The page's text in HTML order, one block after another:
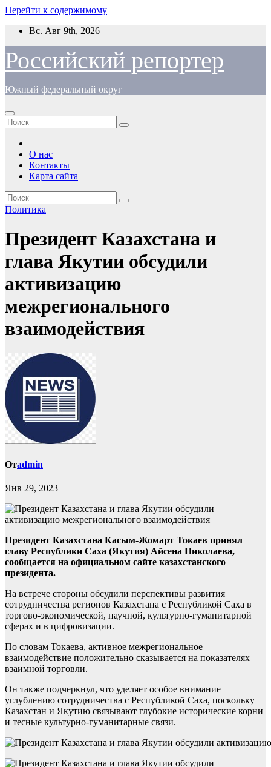
Перейти к содержимому
Вс. Авг 9th, 2026
Российский репортер
Южный федеральный округ
О нас
Контакты
Карта сайта
Политика
Президент Казахстана и
глава Якутии обсудили
активизацию
межрегионального
взаимодействия
Отadmin
Янв 29, 2023
Президент Казахстана Касым-Жомарт Токаев принял
главу Республики Саха (Якутия) Айсена Николаева,
сообщается на официальном сайте казахстанского
президента.
На встрече стороны обсудили перспективы развития
сотрудничества регионов Казахстана с Республикой Саха в
торгово-экономической, научной, культурно-гуманитарной
сферах и в цифровизации.
По словам Токаева, активное межрегиональное
взаимодействие положительно сказывается на показателях
взаимной торговли.
Он также подчеркнул, что уделяет особое внимание
углублению сотрудничества с Республикой Саха, поскольку
Казахстан и Якутию связывают глубокие исторические корни
и тесные культурно-гуманитарные связи.